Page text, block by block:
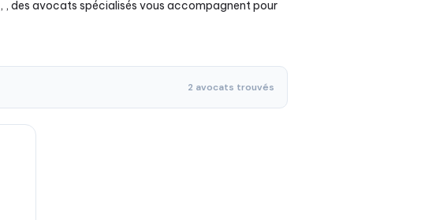
, des avocats spécialisés vous accompagnent pour
2 avocats trouvés